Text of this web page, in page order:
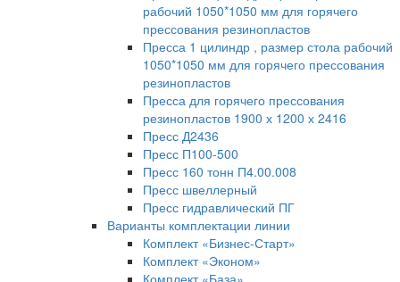
рабочий 1050*1050 мм для горячего
прессования резинопластов
Пресса 1 цилиндр , размер стола рабочий
1050*1050 мм для горячего прессования
резинопластов
Пресса для горячего прессования
резинопластов 1900 х 1200 х 2416
Пресс Д2436
Пресс П100-500
Пресс 160 тонн П4.00.008
Пресс швеллерный
Пресс гидравлический ПГ
Варианты комплектации линии
Комплект «Бизнес-Старт»
Комплект «Эконом»
Комплект «База»